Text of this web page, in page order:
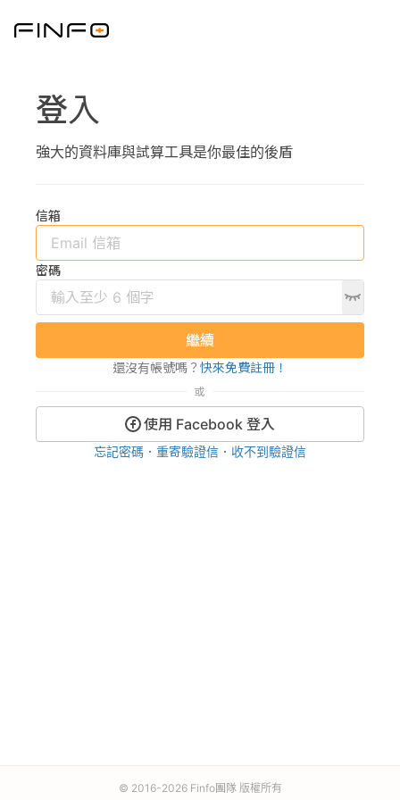
登入
強大的資料庫與試算工具是你最佳的後盾
信箱
密碼
繼續
還沒有帳號嗎？ 快來免費註冊！
或
使用 Facebook 登入
忘記密碼 ． 重寄驗證信 ． 收不到驗證信
© 2016-2026Finfo團隊 版權所有